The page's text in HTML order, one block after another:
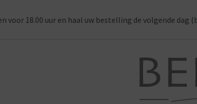
voor 18.00 uur en haal uw bestelling de volgende dag